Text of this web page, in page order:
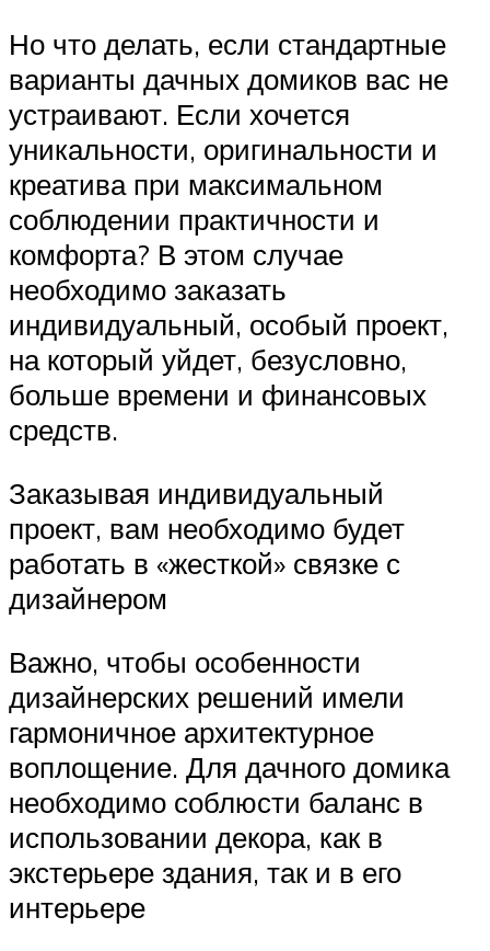
Но что делать, если стандартные
варианты дачных домиков вас не
устраивают. Если хочется
уникальности, оригинальности и
креатива при максимальном
соблюдении практичности и
комфорта? В этом случае
необходимо заказать
индивидуальный, особый проект,
на который уйдет, безусловно,
больше времени и финансовых
средств.
Заказывая индивидуальный
проект, вам необходимо будет
работать в «жесткой» связке с
дизайнером
Важно, чтобы особенности
дизайнерских решений имели
гармоничное архитектурное
воплощение. Для дачного домика
необходимо соблюсти баланс в
использовании декора, как в
экстерьере здания, так и в его
интерьере